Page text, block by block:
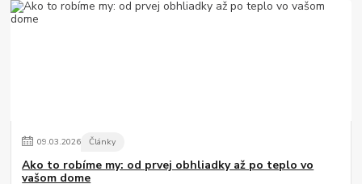
09.03.2026 Články
Ako to robíme my: od prvej obhliadky až po teplo vo
vašom dome